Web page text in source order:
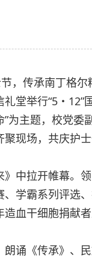
，传承南丁格
堂举行“5・
为主题，校党
现场，共庆护士
中拉开帷幕。
学霸系列评选
血干细胞捐献
诵《传承》、